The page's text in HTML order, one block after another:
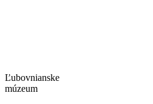
Ľubovnianske
múzeum